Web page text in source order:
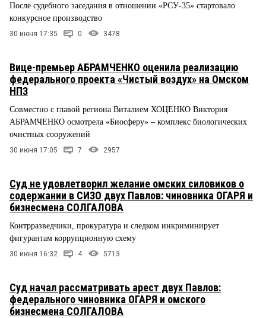
После судебного заседания в отношении «РСУ-35» стартовало
конкурсное производство
30 июня 17:35 0 3478
Вице-премьер АБРАМЧЕНКО оценила реализацию
федерального проекта «Чистый воздух» на Омском
НПЗ
Cовместно с главой региона Виталием ХОЦЕНКО Виктория
АБРАМЧЕНКО осмотрела «Биосферу» – комплекс биологических
очистных сооружений
30 июня 17:05 7 2957
Суд не удовлетворил желание омских силовиков о
содержании в СИЗО двух Павлов: чиновника ОГАРЯ и
бизнесмена СОЛГАЛОВА
Контрразведчики, прокуратура и следком инкриминирует
фигурантам коррупционную схему
30 июня 16:32 4 5713
Суд начал рассматривать арест двух Павлов:
федерального чиновника ОГАРЯ и омского
бизнесмена СОЛГАЛОВА